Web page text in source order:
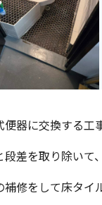
器に交換する工
差を取り除いて
補修をして床タイ